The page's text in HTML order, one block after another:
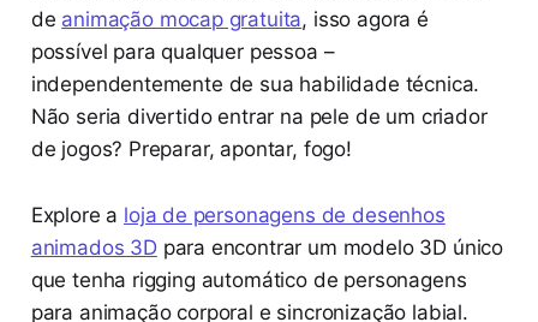
de animação mocap gratuita, isso agora é
possível para qualquer pessoa –
independentemente de sua habilidade técnica.
Não seria divertido entrar na pele de um criador
de jogos? Preparar, apontar, fogo!
Explore a loja de personagens de desenhos
animados 3Dpara encontrar um modelo 3D único
que tenha rigging automático de personagens
para animação corporal e sincronização labial.